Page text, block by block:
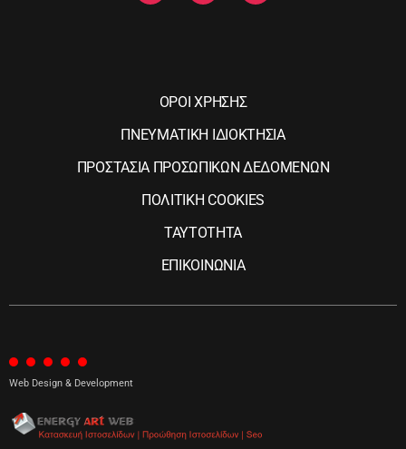
ΟΡΟΙ ΧΡΗΣΗΣ
ΠΝΕΥΜΑΤΙΚΗ ΙΔΙΟΚΤΗΣΙΑ
ΠΡΟΣΤΑΣΙΑ ΠΡΟΣΩΠΙΚΩΝ ΔΕΔΟΜΕΝΩΝ
ΠΟΛΙΤΙΚΗ COOKIES
ΤΑΥΤΟΤΗΤΑ
ΕΠΙΚΟΙΝΩΝΙΑ
Web Design & Development